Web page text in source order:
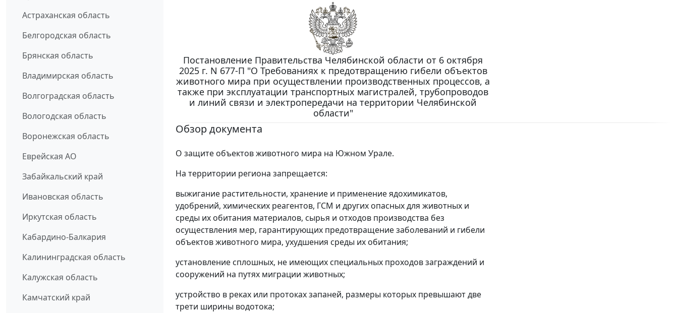
Астраханская область
Белгородская область
Брянская область
Владимирская область
Волгоградская область
Вологодская область
Воронежская область
Еврейская АО
Забайкальский край
Ивановская область
Иркутская область
Кабардино-Балкария
Калининградская область
Калужская область
Камчатский край
Постановление Правительства Челябинской области от 6 октября
2025 г. N 677-П "О Требованиях к предотвращению гибели объектов
животного мира при осуществлении производственных процессов, а
также при эксплуатации транспортных магистралей, трубопроводов
и линий связи и электропередачи на территории Челябинской
области"
Обзор документа
О защите объектов животного мира на Южном Урале.
На территории региона запрещается:
выжигание растительности, хранение и применение ядохимикатов,
удобрений, химических реагентов, ГСМ и других опасных для животных и
среды их обитания материалов, сырья и отходов производства без
осуществления мер, гарантирующих предотвращение заболеваний и гибели
объектов животного мира, ухудшения среды их обитания;
установление сплошных, не имеющих специальных проходов заграждений и
сооружений на путях миграции животных;
устройство в реках или протоках запаней, размеры которых превышают две
трети ширины водотока;